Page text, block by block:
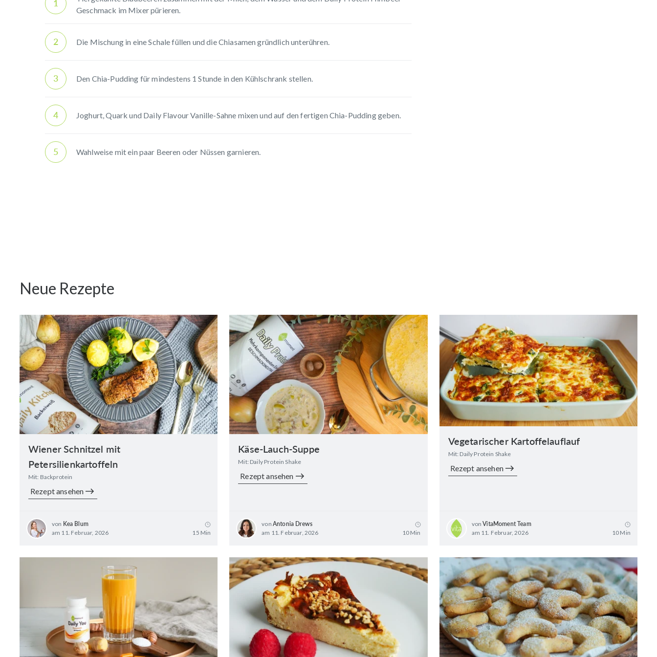
1
Geschmack im Mixer pürieren.
2 Die Mischung in eine Schale füllen und die Chiasamen gründlich unterühren.
3 Den Chia-Pudding für mindestens 1 Stunde in den Kühlschrank stellen.
4 Joghurt, Quark und Daily Flavour Vanille-Sahne mixen und auf den fertigen Chia-Pudding geben.
5 Wahlweise mit ein paar Beeren oder Nüssen garnieren.
Neue Rezepte
Wiener Schnitzel mit
Petersilienkartoffeln
Mit: Backprotein
Rezept ansehen
von Kea Blum
am 11. Februar, 2026
15 Min
Käse-Lauch-Suppe
Mit: Daily Protein Shake
Rezept ansehen
von Antonia Drews
am 11. Februar, 2026
10 Min
Vegetarischer Kartoffelauflauf
Mit: Daily Protein Shake
Rezept ansehen
vonVitaMoment Team
am 11. Februar, 2026
10 Min